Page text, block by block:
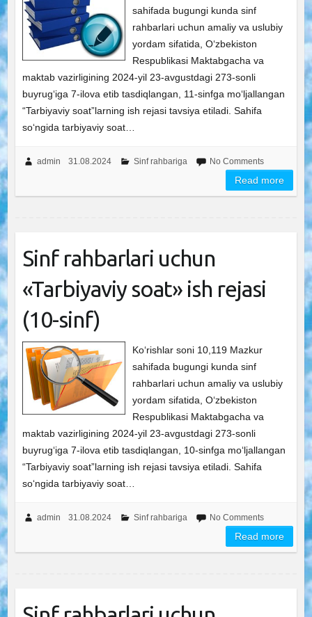
sahifada bugungi kunda sinf
rahbarlari uchun amaliy va uslubiy
yordam sifatida, O‘zbekiston
Respublikasi Maktabgacha va
maktab vazirligining 2024-yil 23-avgustdagi 273-sonli
buyrug‘iga 7-ilova etib tasdiqlangan, 11-sinfga mo‘ljallangan
“Tarbiyaviy soat”larning ish rejasi tavsiya etiladi. Sahifa
so‘ngida tarbiyaviy soat…
admin 31.08.2024 Sinf rahbariga No Comments
Read more
Sinf rahbarlari uchun
«Tarbiyaviy soat» ish rejasi
(10-sinf)
Ko‘rishlar soni 10,119 Mazkur
sahifada bugungi kunda sinf
rahbarlari uchun amaliy va uslubiy
yordam sifatida, O‘zbekiston
Respublikasi Maktabgacha va
maktab vazirligining 2024-yil 23-avgustdagi 273-sonli
buyrug‘iga 7-ilova etib tasdiqlangan, 10-sinfga mo‘ljallangan
“Tarbiyaviy soat”larning ish rejasi tavsiya etiladi. Sahifa
so‘ngida tarbiyaviy soat…
admin 31.08.2024 Sinf rahbariga No Comments
Read more